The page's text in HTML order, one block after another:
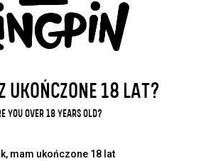
Udostępnij:
UKOŃCZONE 18 LAT?
YOU OVER 18 YEARS OLD?
mam ukończone 18 lat